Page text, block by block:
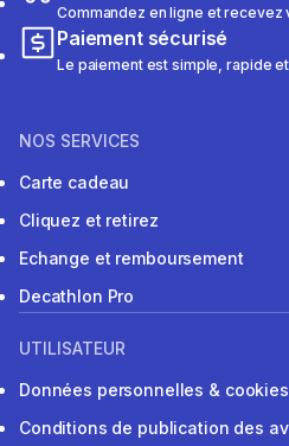
Commandez en ligne et recevez
Paiement sécurisé
Le paiement est simple, rapide
NOS SERVICES
Carte cadeau
Cliquez et retirez
Echange et remboursement
Decathlon Pro
UTILISATEUR
Données personnelles & cookies
Conditions de publication des